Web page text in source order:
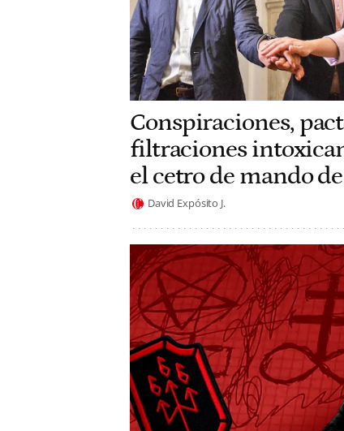
Conspiraciones,
filtraciones
el cetro de mando
David Expósito J.